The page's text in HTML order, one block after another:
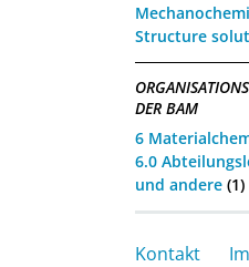
Structure
DER BAM
6
6.0
und andere (1)
Kontakt